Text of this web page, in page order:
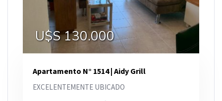
U$S 130.000
Apartamento N° 1514 | Aidy Grill
EXCELENTEMENTE UBICADO